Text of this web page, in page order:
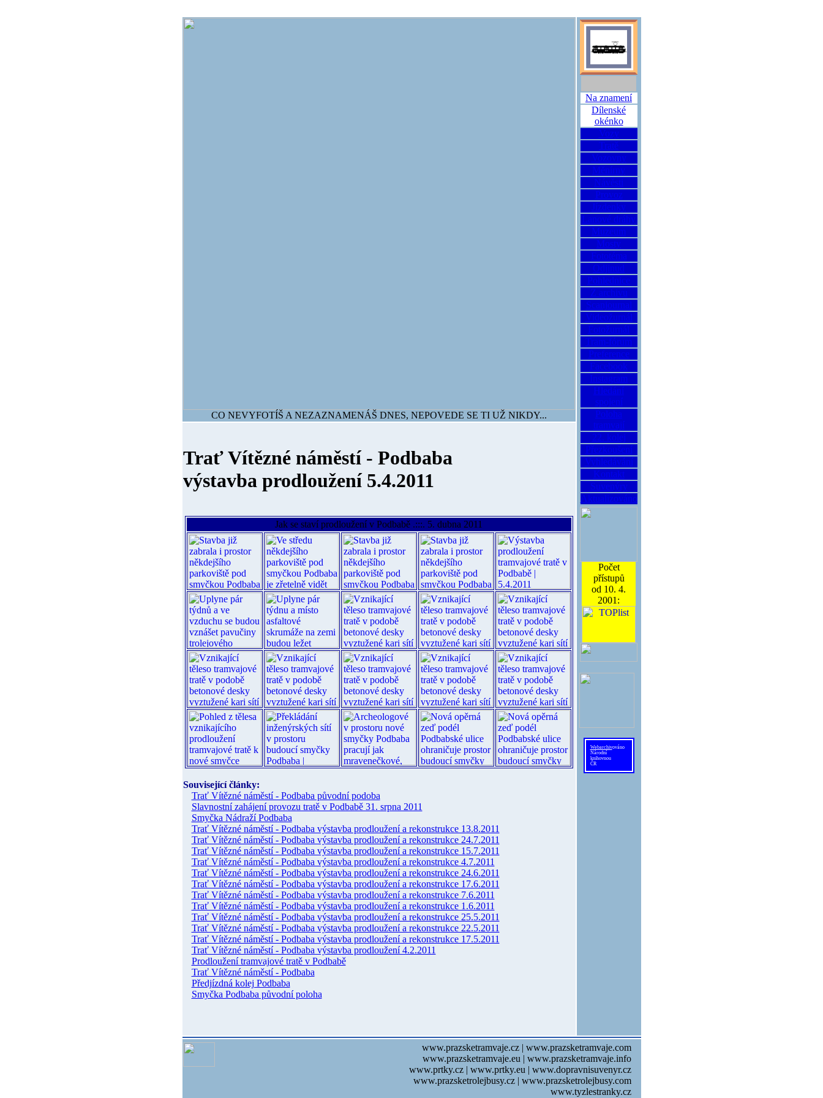
CO NEVYFOTÍŠ A NEZAZNAMENÁŠ DNES, NEPOVEDE SE TI UŽ NIKDY...
Na znamení
Dílenské
okénko
Vozy
Tratě
Vozovny
Měnírny
Návěsti
Provoz
Jízdenky
Lanové dráhy
Muzeum
Mosty
Fototéma
Odjinud
Pohlednice
Z archivu
Scanjournal
Videožurnál
Fotožurnál
Tram-fórum
Preference
Facebook
Instagram
Hledání
spojení
Poloha
tramvají
22. kolej
Přezkoušení
Vyhledávání
Kontakt
Suvenýry
Aktualizováno
Počet
přístupů
od 10. 4.
2001:
Webarchivováno
Národní
knihovnou
ČR
Trať Vítězné náměstí - Podbaba
výstavba prodloužení 5.4.2011
Jak se staví prodloužení v Podbabě .:::. 5. dubna 2011
Související články:
Trať Vítězné náměstí - Podbaba původní podoba
Slavnostní zahájení provozu tratě v Podbabě 31. srpna 2011
Smyčka Nádraží Podbaba
Trať Vítězné náměstí - Podbaba výstavba prodloužení a rekonstrukce 13.8.2011
Trať Vítězné náměstí - Podbaba výstavba prodloužení a rekonstrukce 24.7.2011
Trať Vítězné náměstí - Podbaba výstavba prodloužení a rekonstrukce 15.7.2011
Trať Vítězné náměstí - Podbaba výstavba prodloužení a rekonstrukce 4.7.2011
Trať Vítězné náměstí - Podbaba výstavba prodloužení a rekonstrukce 24.6.2011
Trať Vítězné náměstí - Podbaba výstavba prodloužení a rekonstrukce 17.6.2011
Trať Vítězné náměstí - Podbaba výstavba prodloužení a rekonstrukce 7.6.2011
Trať Vítězné náměstí - Podbaba výstavba prodloužení a rekonstrukce 1.6.2011
Trať Vítězné náměstí - Podbaba výstavba prodloužení a rekonstrukce 25.5.2011
Trať Vítězné náměstí - Podbaba výstavba prodloužení a rekonstrukce 22.5.2011
Trať Vítězné náměstí - Podbaba výstavba prodloužení a rekonstrukce 17.5.2011
Trať Vítězné náměstí - Podbaba výstavba prodloužení 4.2.2011
Prodloužení tramvajové tratě v Podbabě
Trať Vítězné náměstí - Podbaba
Předjízdná kolej Podbaba
Smyčka Podbaba původní poloha
www.prazsketramvaje.cz | www.prazsketramvaje.com
www.prazsketramvaje.eu | www.prazsketramvaje.info
www.prtky.cz | www.prtky.eu | www.dopravnisuvenyr.cz
www.prazsketrolejbusy.cz | www.prazsketrolejbusy.com
www.tyzlestranky.cz